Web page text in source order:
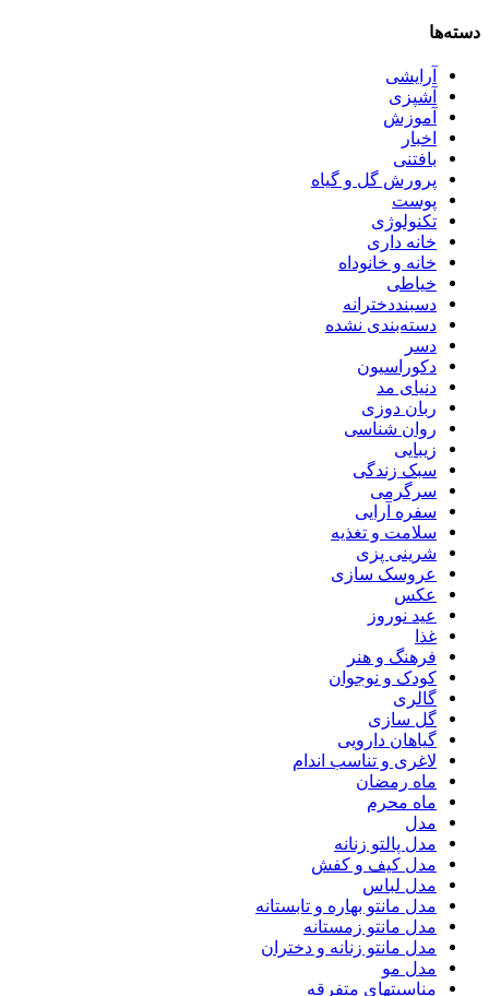
دسته‌ها
آرایشی
آشپزی
آموزش
اخبار
بافتنی
پرورش گل و گیاه
پوست
تکنولوژی
خانه داری
خانه و خانوداه
خیاطی
دسبنددخترانه
دسته‌بندی نشده
دسر
دکوراسیون
دنیای مد
ربان دوزی
روان شناسی
زیبایی
سبک زندگی
سرگرمی
سفره آرایی
سلامت و تغذیه
شرینی پزی
عروسک سازی
عکس
عید نوروز
غذا
فرهنگ و هنر
کودک و نوجوان
گالری
گل سازی
گیاهان دارویی
لاغری و تناسب اندام
ماه رمضان
ماه محرم
مدل
مدل پالتو زنانه
مدل کیف و کفش
مدل لباس
مدل مانتو بهاره و تابستانه
مدل مانتو زمستانه
مدل مانتو زنانه و دختران
مدل مو
مناسبتهای متفرقه